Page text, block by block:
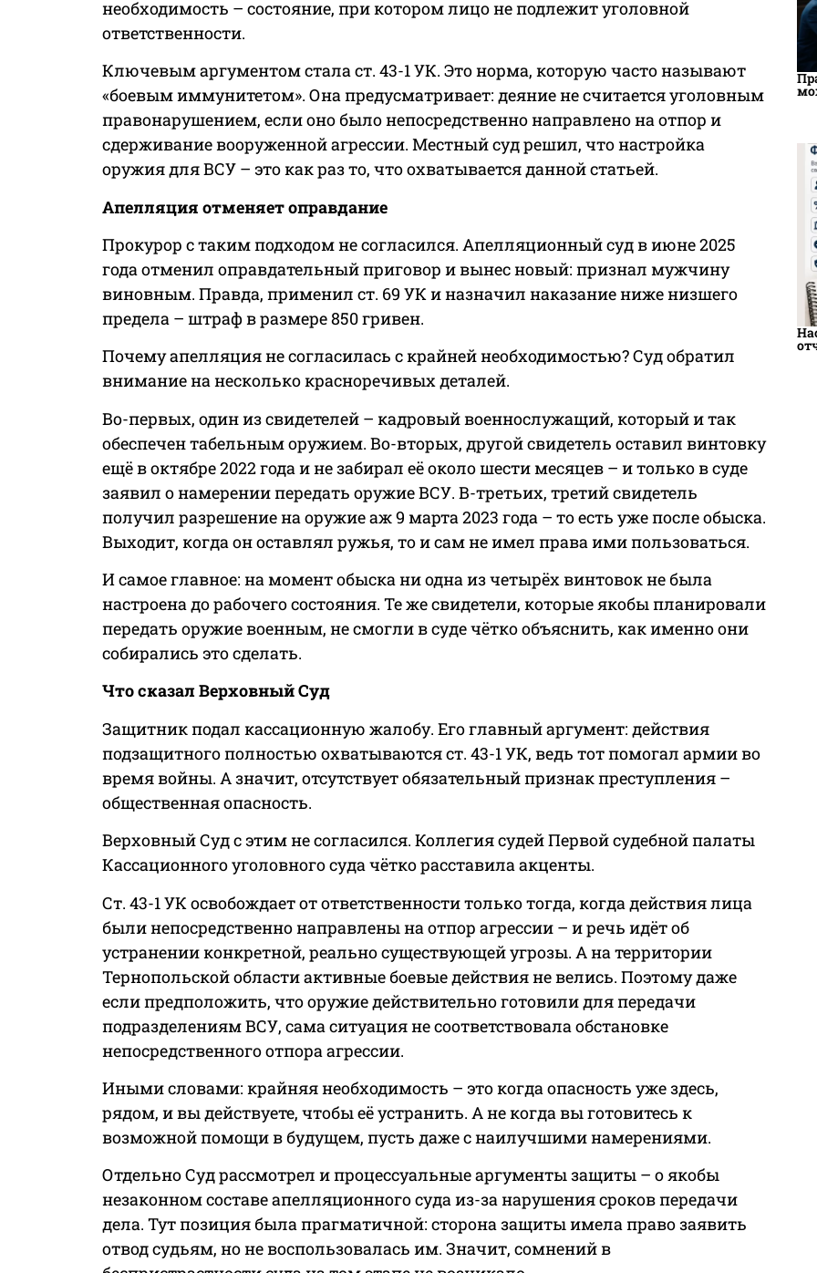
необходимость – состояние, при котором лицо не подлежит уголовной
ответственности.
Ключевым аргументом стала ст. 43-1 УК. Это норма, которую часто называют
«боевым иммунитетом». Она предусматривает: деяние не считается уголовным
правонарушением, если оно было непосредственно направлено на отпор и
сдерживание вооруженной агрессии. Местный суд решил, что настройка
оружия для ВСУ – это как раз то, что охватывается данной статьей.
Апелляция отменяет оправдание
Прокурор с таким подходом не согласился. Апелляционный суд в июне 2025
года отменил оправдательный приговор и вынес новый: признал мужчину
виновным. Правда, применил ст. 69 УК и назначил наказание ниже низшего
предела – штраф в размере 850 гривен.
Почему апелляция не согласилась с крайней необходимостью? Суд обратил
внимание на несколько красноречивых деталей.
Во-первых, один из свидетелей – кадровый военнослужащий, который и так
обеспечен табельным оружием. Во-вторых, другой свидетель оставил винтовку
ещё в октябре 2022 года и не забирал её около шести месяцев – и только в суде
заявил о намерении передать оружие ВСУ. В-третьих, третий свидетель
получил разрешение на оружие аж 9 марта 2023 года – то есть уже после обыска.
Выходит, когда он оставлял ружья, то и сам не имел права ими пользоваться.
И самое главное: на момент обыска ни одна из четырёх винтовок не была
настроена до рабочего состояния. Те же свидетели, которые якобы планировали
передать оружие военным, не смогли в суде чётко объяснить, как именно они
собирались это сделать.
Что сказал Верховный Суд
Защитник подал кассационную жалобу. Его главный аргумент: действия
подзащитного полностью охватываются ст. 43-1 УК, ведь тот помогал армии во
время войны. А значит, отсутствует обязательный признак преступления –
общественная опасность.
Верховный Суд с этим не согласился. Коллегия судей Первой судебной палаты
Кассационного уголовного суда чётко расставила акценты.
Ст. 43-1 УК освобождает от ответственности только тогда, когда действия лица
были непосредственно направлены на отпор агрессии – и речь идёт об
устранении конкретной, реально существующей угрозы. А на территории
Тернопольской области активные боевые действия не велись. Поэтому даже
если предположить, что оружие действительно готовили для передачи
подразделениям ВСУ, сама ситуация не соответствовала обстановке
непосредственного отпора агрессии.
Иными словами: крайняя необходимость – это когда опасность уже здесь,
рядом, и вы действуете, чтобы её устранить. А не когда вы готовитесь к
возможной помощи в будущем, пусть даже с наилучшими намерениями.
Отдельно Суд рассмотрел и процессуальные аргументы защиты – о якобы
незаконном составе апелляционного суда из-за нарушения сроков передачи
дела. Тут позиция была прагматичной: сторона защиты имела право заявить
отвод судьям, но не воспользовалась им. Значит, сомнений в